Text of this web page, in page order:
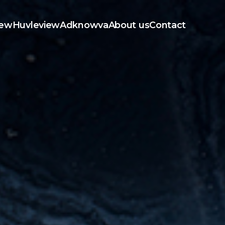
HuvleviewAdknowvaAbout usContact